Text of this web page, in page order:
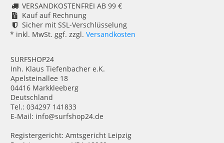
VERSANDKOSTENFREI AB 99 €
Kauf auf Rechnung
Sicher mit SSL-Verschlüsselung
* inkl. MwSt. ggf. zzgl. Versandkosten
SURFSHOP24
Inh. Klaus Tiefenbacher e.K.
Apelsteinallee 18
04416 Markkleeberg
Deutschland
Tel.: 034297 141833
E-Mail: info@surfshop24.de
Registergericht: Amtsgericht Leipzig